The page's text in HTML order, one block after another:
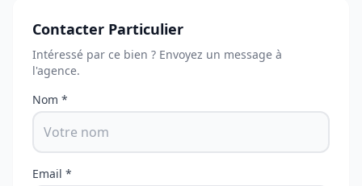
Contacter Particulier
Intéressé par ce bien ? Envoyez un message à
l'agence.
Nom *
Email *